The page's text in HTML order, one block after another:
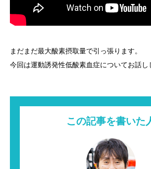
まだまだ最大酸素摂取量で引っ張ります。
今回は運動誘発性低酸素血症についてお話し
この記事を書いた